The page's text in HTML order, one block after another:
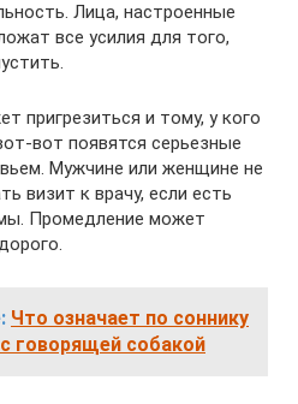
Лица, настроенные
все усилия для того,
пригрезиться и тому, у кого
вот появятся серьезные
Мужчине или женщине не
визит к врачу, если есть
Промедление может
Что означает по соннику
говорящей собакой